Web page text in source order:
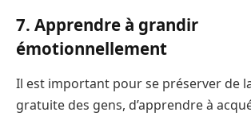
7. Apprendre à grandir
émotionnellement
Il est important pour se préserver de
gratuite des gens, d’apprendre à